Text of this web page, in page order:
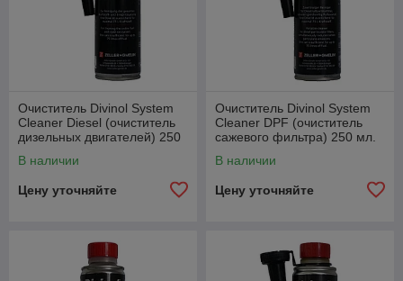
Очиститель Divinol System
Cleaner Diesel (очиститель
дизельных двигателей) 250
В наличии
Цену уточняйте
Очиститель Divinol System
Cleaner DPF (очиститель
сажевого фильтра) 250 мл.
В наличии
Цену уточняйте